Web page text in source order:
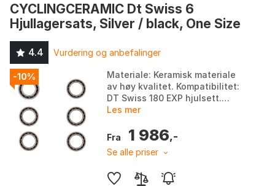
CYCLINGCERAMIC Dt Swiss 6
Hjullagersats, Silver / black, One Size
4.4 Vurdering og anbefalinger
-10%
Materiale: Keramisk materiale
av høy kvalitet. Kompatibilitet:
DT Swiss 180 EXP hjulsett.
Holdbarhet: Økt holdbarhet og
Minimalt...
Les mer
Fra 1 986,-
Se alle priser